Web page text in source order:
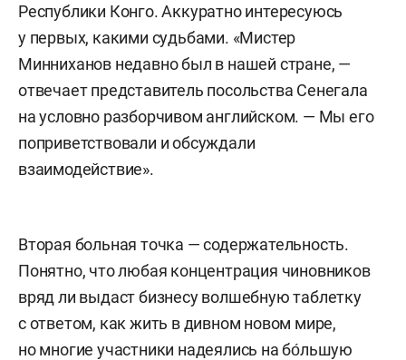
Республики Конго. Аккуратно интересуюсь
у первых, какими судьбами. «Мистер
Минниханов недавно был в нашей стране, —
отвечает представитель посольства Сенегала
на условно разборчивом английском. — Мы его
поприветствовали и обсуждали
взаимодействие».
Вторая больная точка — содержательность.
Понятно, что любая концентрация чиновников
вряд ли выдаст бизнесу волшебную таблетку
с ответом, как жить в дивном новом мире,
но многие участники надеялись на бо́льшую